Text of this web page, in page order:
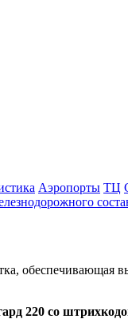
Аэропорты ТЦ
обеспечивающая
220 со